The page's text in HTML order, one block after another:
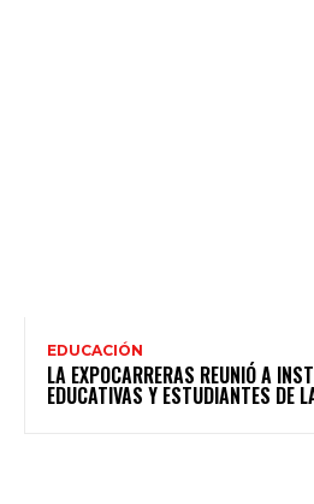
EDUCACIÓN
LA EXPOCARRERAS REUNIÓ A
EDUCATIVAS Y ESTUDIANTES DE